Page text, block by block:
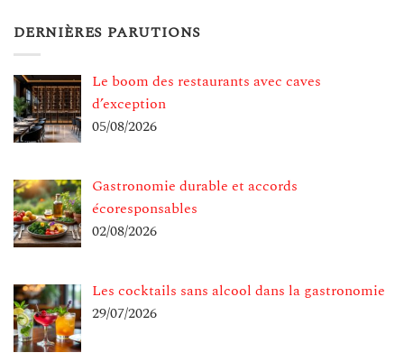
DERNIÈRES PARUTIONS
Le boom des restaurants avec caves
d’exception
05/08/2026
Gastronomie durable et accords
écoresponsables
02/08/2026
Les cocktails sans alcool dans la gastronomie
29/07/2026